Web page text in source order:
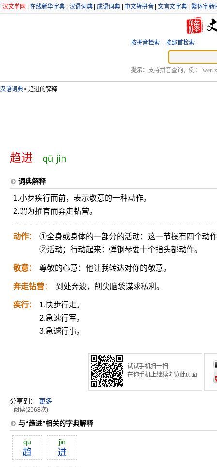
汉文学网 在线新华字典 汉语词典 成语词典 中文转拼音 文言文字典 繁体字转
按拼音检索 按部首检索
提示： 支持拼音查询，例：“wen
汉语词典> 趋进的解释
趋进 qū jìn
词典解释
1.小步疾行而前，表示敬意的一种动作。
2.谓为擢官而奔走钻营。
动作：
①全身或身体的一部分的活动：这一节操有四个动
②活动；行动起来：弹钢琴要十个指头都动作。
敬意： 尊敬的心意：他让我转达对你的敬意。
奔走钻营： 到处奔波，削尖脑袋谋求私利。
疾行：
1.快步行走。
2.急速行军。
3.急遽行事。
试试手机扫一扫
在你手机上继续浏览此页面
分享到： 更多
阅读(2068次)
与“趋进”相关的字典解释
qū
趋
jìn
进